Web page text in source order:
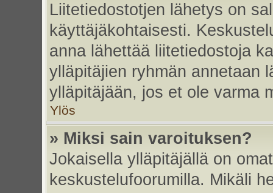
Liitetiedostotjen lähetys on
käyttäjäkohtaisesti.
anna lähettää liitetiedostoja
ylläpitäjien ryhmän annetaan
ylläpitäjään, jos et ole varma
Ylös
» Miksi sain varoituksen?
Jokaisella ylläpitäjällä on
keskustelufoorumilla. Mikäli